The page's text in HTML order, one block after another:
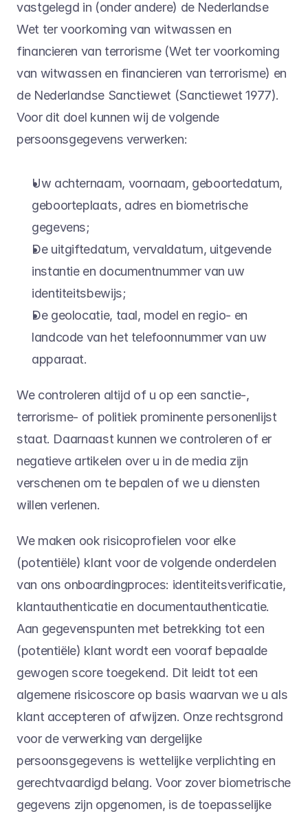
vastgelegd in (onder andere) de Nederlandse
Wet ter voorkoming van witwassen en
financieren van terrorisme (Wet ter voorkoming
van witwassen en financieren van terrorisme) en
de Nederlandse Sanctiewet (Sanctiewet 1977).
Voor dit doel kunnen wij de volgende
persoonsgegevens verwerken:
Uw achternaam, voornaam, geboortedatum,
geboorteplaats, adres en biometrische
gegevens;
De uitgiftedatum, vervaldatum, uitgevende
instantie en documentnummer van uw
identiteitsbewijs;
De geolocatie, taal, model en regio- en
landcode van het telefoonnummer van uw
apparaat.
We controleren altijd of u op een sanctie-,
terrorisme- of politiek prominente personenlijst
staat. Daarnaast kunnen we controleren of er
negatieve artikelen over u in de media zijn
verschenen om te bepalen of we u diensten
willen verlenen.
We maken ook risicoprofielen voor elke
(potentiële) klant voor de volgende onderdelen
van ons onboardingproces: identiteitsverificatie,
klantauthenticatie en documentauthenticatie.
Aan gegevenspunten met betrekking tot een
(potentiële) klant wordt een vooraf bepaalde
gewogen score toegekend. Dit leidt tot een
algemene risicoscore op basis waarvan we u als
klant accepteren of afwijzen. Onze rechtsgrond
voor de verwerking van dergelijke
persoonsgegevens is wettelijke verplichting en
gerechtvaardigd belang. Voor zover biometrische
gegevens zijn opgenomen, is de toepasselijke